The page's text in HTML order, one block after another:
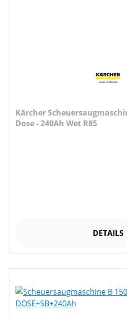
Kärcher
Dose - 240Ah Wet R85
DETAILS